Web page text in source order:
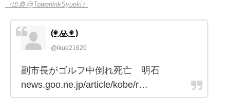
（出典 @TowerlinkSyueki）
(◉◞౪◟◉ )
@ikue21620
副市長がゴルフ中倒れ死亡 明石
news.goo.ne.jp/article/kobe/r…